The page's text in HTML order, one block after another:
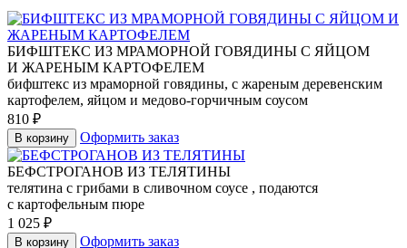
БИФШТЕКС ИЗ МРАМОРНОЙ ГОВЯДИНЫ С ЯЙЦОМ
И ЖАРЕНЫМ КАРТОФЕЛЕМ
бифштекс из мраморной говядины, с жареным деревенским
картофелем, яйцом и медово-горчичным соусом
810 ₽
В корзину Оформить заказ
БЕФСТРОГАНОВ ИЗ ТЕЛЯТИНЫ
телятина с грибами в сливочном соусе , подаются
с картофельным пюре
1 025 ₽
В корзину Оформить заказ